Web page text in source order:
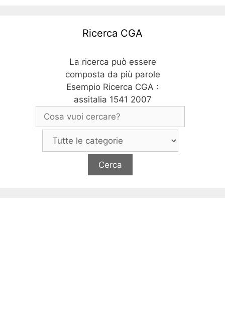
Ricerca CGA
La ricerca può essere
composta da più parole
Esempio Ricerca CGA :
assitalia 1541 2007